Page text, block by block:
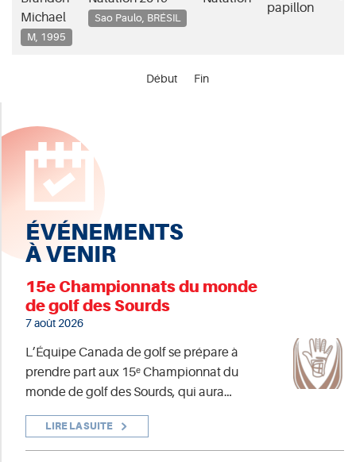
Michael
M, 1995
Sao Paulo, BRÉSIL
papillon
Début Fin
ÉVÉNEMENTS
À VENIR
15e Championnats du monde
de golf des Sourds
7 août 2026
L’Équipe Canada de golf se prépare à
prendre part aux 15ᵉ Championnat du
monde de golf des Sourds, qui aura…
LIRE LA SUITE